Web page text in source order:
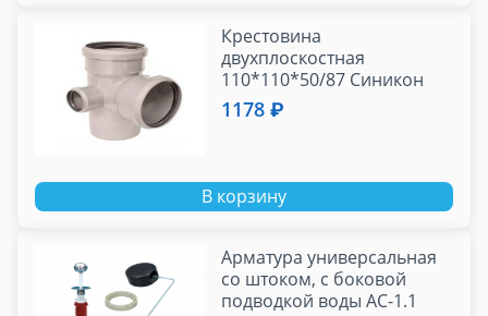
Крестовина
двухплоскостная
110*110*50/87 Синикон
Комфорт (левая)
1178 ₽
В корзину
Арматура универсальная
со штоком, с боковой
подводкой воды АС-1.1